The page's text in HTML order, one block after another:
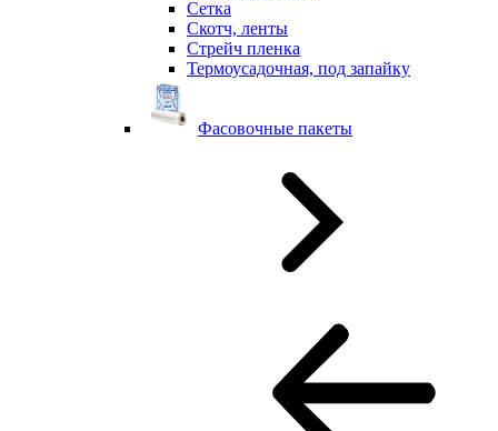
Сетка
Скотч, ленты
Стрейч пленка
Термоусадочная, под запайку
Фасовочные пакеты